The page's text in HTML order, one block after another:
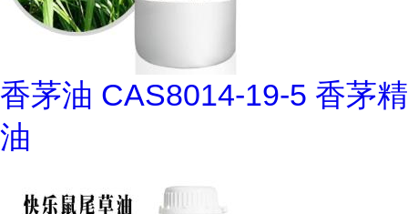
香茅油 CAS8014-19-5 香茅精
油